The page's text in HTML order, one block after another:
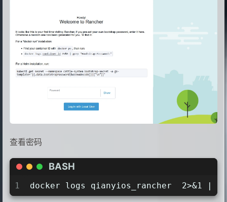
查看密码
BASH
1 docker logs qianyios_rancher  2>&1 |